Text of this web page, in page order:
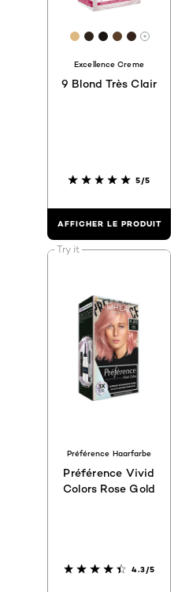
[Color]: #DDB881
[Color]:
[Color]:
[Color]:
[Color]:
More
Excellence Creme
9 Blond Très Clair
5/5
AFFICHER LE PRODUIT
are available
Try it
Préférence Haarfarbe
Préférence Vivid
Colors Rose Gold
4.3/5